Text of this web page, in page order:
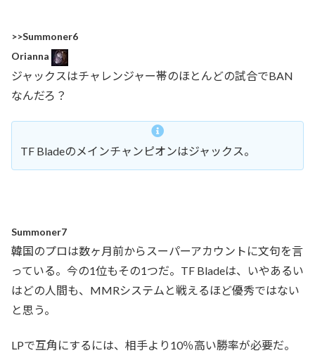
>>Summoner6
Orianna
ジャックスはチャレンジャー帯のほとんどの試合でBAN
なんだろ？
TF Bladeのメインチャンピオンはジャックス。
Summoner7
韓国のプロは数ヶ月前からスーパーアカウントに文句を言
っている。今の1位もその1つだ。TF Bladeは、いやあるい
はどの人間も、MMRシステムと戦えるほど優秀ではない
と思う。
LPで互角にするには、相手より10％高い勝率が必要だ。